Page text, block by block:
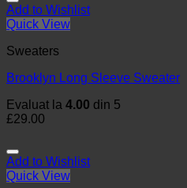
Add to Wishlist
Quick View
Sweaters
Brooklyn Long Sleeve Sweater
Evaluat la 4.00 din 5
£29.00
Add to Wishlist
Quick View